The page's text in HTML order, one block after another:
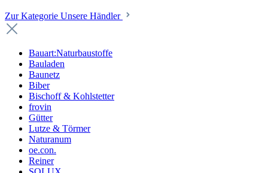
Zur Kategorie Unsere Händler
Bauart:Naturbaustoffe
Bauladen
Baunetz
Biber
Bischoff & Kohlstetter
frovin
Gütter
Lutze & Törmer
Naturanum
oe.con.
Reiner